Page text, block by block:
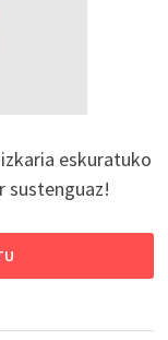
eskuratuko
sustenguaz!